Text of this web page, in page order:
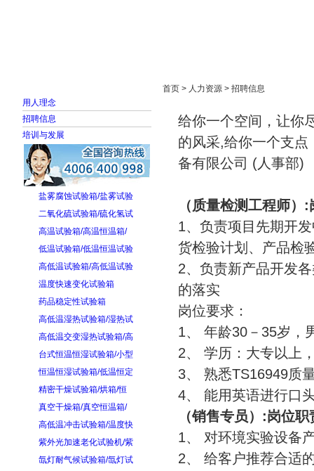
用人理念
招聘信息
培训与发展
盐雾腐蚀试验箱/盐雾试验
二氧化硫试验箱/硫化氢试
高温试验箱/高温恒温箱/
低温试验箱/低温恒温试验
高低温试验箱/高低温试验
温度快速变化试验箱
药品稳定性试验箱
高低温湿热试验箱/湿热试
高低温交变湿热试验箱/高
台式恒温恒湿试验箱/小型
恒温恒湿试验箱/低温恒定
精密干燥试验箱/烘箱/恒
真空干燥箱/真空恒温箱/
高低温冲击试验箱/温度快
紫外光加速老化试验机/紫
氙灯耐气候试验箱/氙灯试
首页 > 人力资源 > 招聘信息
给你一个空间，让你
的风采,给你一个支
备有限公司 (人事部)
（质量检测工程师）
1、负责项目先期开
货检验计划、产品检
2、负责新产品开发
的落实
岗位要求：
1、 年龄30－35岁，
2、 学历：大专以上
3、 熟悉TS16949质
4、 能用英语进行口
（销售专员）:岗位职
1、 对环境实验设备
2、 给客户推荐合适